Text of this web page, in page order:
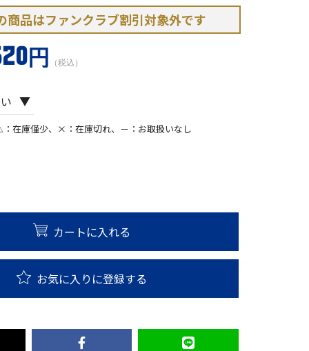
商品はファンクラブ割引対象外です
円 （税込）
在庫僅少、×：在庫切れ、－：お取扱いなし
カートに入れる
お気に入りに登録する